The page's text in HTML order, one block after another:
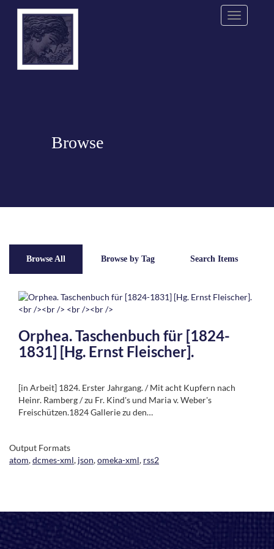
Menu
Browse
Browse All Browse by Tag Search Items
Orphea. Taschenbuch für [1824-
1831] [Hg. Ernst Fleischer].
[in Arbeit] 1824. Erster Jahrgang. / Mit acht Kupfern nach
Heinr. Ramberg / zu Fr. Kind's und Maria v. Weber's
Freischützen.1824 Gallerie zu den…
Output Formats
atom,dcmes-xml, json,omeka-xml, rss2